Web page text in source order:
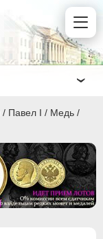
/ Павел I / Медь /